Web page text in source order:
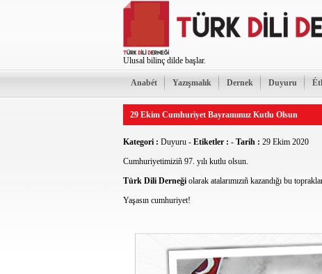
Ulusal bilinç dilde başlar.
Anabét Yazışmalık Dernek Duyuru
29 Ekim Cumhuriyet Bayramımız Kutlu Olsun
Kategori : Duyuru - Etiketler : - Tarih : 29 Ekim 2020
Cumhuriyetimiziñ 97. yılı kutlu olsun.
Türk Dili Derneği olarak atalarımızıñ kazandığı bu
Yaşasın cumhuriyet!